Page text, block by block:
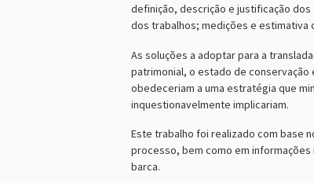
definição, descrição e justificação
dos trabalhos; medições e estimativa
As soluções a adoptar para a
patrimonial, o estado de
obedeceriam a uma estratégia que
inquestionavelmente implicariam.
Este trabalho foi realizado com base
processo, bem como em
barca.